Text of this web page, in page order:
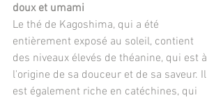
doux et umami
Le thé de Kagoshima, qui a été
entièrement exposé au soleil, contient
des niveaux élevés de théanine, qui est à
l'origine de sa douceur et de sa saveur. Il
est également riche en catéchines, qui